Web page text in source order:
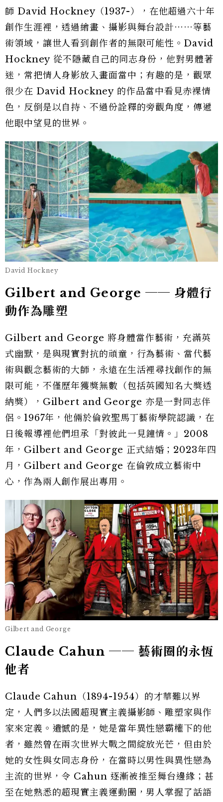
師 David Hockney（1937-），在他超過六十年
創作生涯裡，透過繪畫、攝影與舞台設計⋯⋯等藝
術領域，讓世人看到創作者的無限可能性。David
Hockney 從不隱藏自己的同志身份，他對男體著
迷，常把情人身影放入畫面當中；有趣的是，觀眾
很少在 David Hockney 的作品當中看見赤裸情
色，反倒是以自持、不過份詮釋的旁觀角度，傳遞
他眼中望見的世界。
David Hockney
Gilbert and George ── 身體行
動作為雕塑
Gilbert and George 將身體當作藝術，充滿英
式幽默，是與現實對抗的頑童，行為藝術、當代藝
術與觀念藝術的大師，永遠在生活裡尋找創作的無
限可能，不僅歷年獲獎無數（包括英國知名大獎透
納獎），Gilbert and George 亦是一對同志伴
侶。1967年，他倆於倫敦聖馬丁藝術學院認識，在
日後報導裡他們坦承「對彼此一見鐘情。」2008
年，Gilbert and George 正式結婚；2023年四
月，Gilbert and George 在倫敦成立藝術中
心，作為兩人創作展出專用。
Gilbert and George
Claude Cahun ── 藝術圈的永恆
他者
Claude Cahun（1894-1954）的才華難以界
定，人們多以法國超現實主義攝影師、雕塑家與作
家來定義。遺憾的是，她是當年異性戀霸權下的他
者，雖然曾在兩次世界大戰之間綻放光芒，但由於
她的女性與女同志身份，在當時以男性與異性戀為
主流的世界，令 Cahun 逐漸被推至舞台邊緣；甚
至在她熟悉的超現實主義運動圈，男人掌握了話語